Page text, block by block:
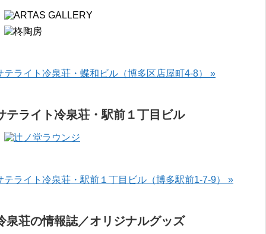
テライト冷泉荘・蝶和ビル（博多区店屋町4-8） »
テライト冷泉荘・駅前１丁目ビル
テライト冷泉荘・駅前１丁目ビル（博多駅前1-7-9） »
泉荘の情報誌／オリジナルグッズ